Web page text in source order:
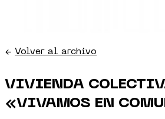
← Volver al archivo
VIVIENDA
«VIVAMOS EN